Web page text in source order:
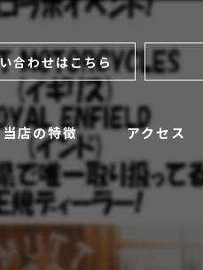
合わせはこちら
当店の特徴
ンダーモーターサイクルズ
ロイヤルエンフィールド
アクセス